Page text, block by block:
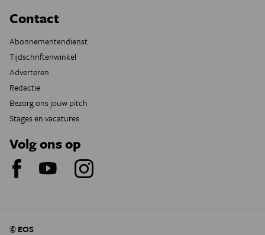
Contact
Abonnementendienst
Tijdschriftenwinkel
Adverteren
Redactie
Bezorg ons jouw pitch
Stages en vacatures
Volg ons op
© EOS